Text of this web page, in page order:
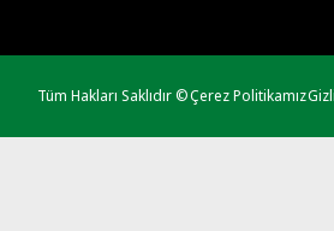
Tüm Hakları Saklıdır ©Çerez Politikamız